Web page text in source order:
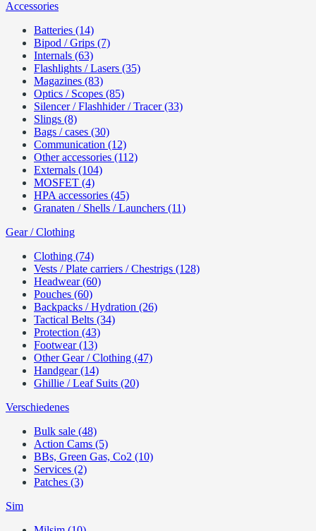
Accessories
Batteries (14)
Bipod / Grips (7)
Internals (63)
Flashlights / Lasers (35)
Magazines (83)
Optics / Scopes (85)
Silencer / Flashhider / Tracer (33)
Slings (8)
Bags / cases (30)
Communication (12)
Other accessories (112)
Externals (104)
MOSFET (4)
HPA accessories (45)
Granaten / Shells / Launchers (11)
Gear / Clothing
Clothing (74)
Vests / Plate carriers / Chestrigs (128)
Headwear (60)
Pouches (60)
Backpacks / Hydration (26)
Tactical Belts (34)
Protection (43)
Footwear (13)
Other Gear / Clothing (47)
Handgear (14)
Ghillie / Leaf Suits (20)
Verschiedenes
Bulk sale (48)
Action Cams (5)
BBs, Green Gas, Co2 (10)
Services (2)
Patches (3)
Sim